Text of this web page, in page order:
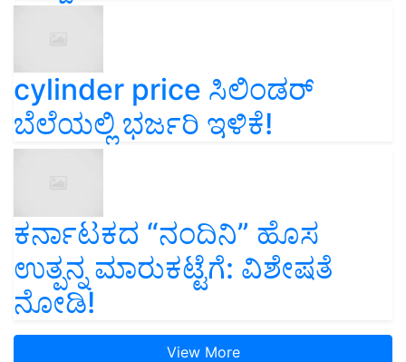
cylinder price ಸಿಲಿಂಡರ್‌
ಬೆಲೆಯಲ್ಲಿ ಭರ್ಜರಿ ಇಳಿಕೆ!
ಕರ್ನಾಟಕದ “ನಂದಿನಿ” ಹೊಸ
ಉತ್ಪನ್ನ ಮಾರುಕಟ್ಟೆಗೆ: ವಿಶೇಷತೆ
ನೋಡಿ!
View More